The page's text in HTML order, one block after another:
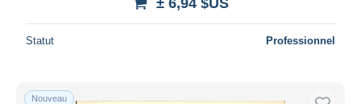
Statut Professionnel
Nouveau